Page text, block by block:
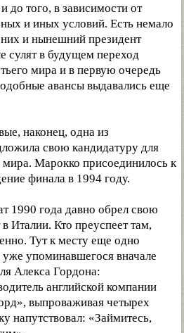
до того, в зависимости от
и иных условий. Есть немало
и нынешний президент
в будущем переход
мира и в первую очередь
авансы выдавались еще
наконец, одна из
свою кандидатуру для
Марокко присоединилось к
финала в 1994 году.
1990 года давно обрел свою
Италии. Кто преуспеет там,
Тут к месту еще одно
уже упоминавшегося вначале
Алекса Гордона:
английской компании
выпроваживая четырех
напутствовал: «Займитесь,